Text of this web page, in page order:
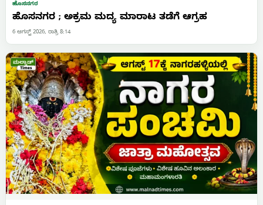
ಹೊಸನಗರ
ಹೊಸನಗರ ; ಅಕ್ರಮ ಮದ್ಯ ಮಾರಾಟ ತಡೆಗೆ ಆಗ್ರಹ
6 ಆಗಸ್ಟ್ 2026, ರಾತ್ರಿ 8:14